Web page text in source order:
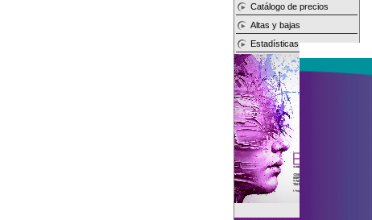
Catálogo de precios
Altas y bajas
Estadísticas